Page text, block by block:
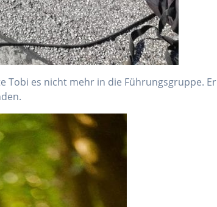
Tobi es nicht mehr in die Führungsgruppe.